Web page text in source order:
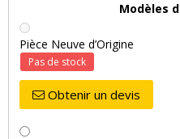
Modèles
Pièce Neuve d’Origine
Pas de stock
Obtenir un devis